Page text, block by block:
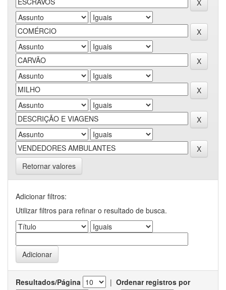
Retornar valores
Adicionar filtros:
Utilizar filtros para refinar o resultado de busca.
Resultados/Página | Ordenar registros por